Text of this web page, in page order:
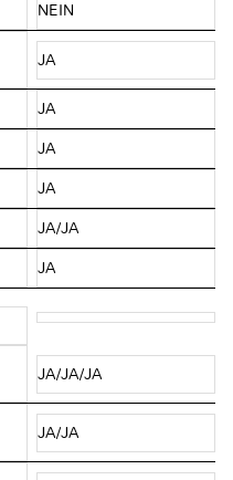
NEIN
JA
JA
JA
JA
JA/JA
JA
JA/JA/JA
JA/JA